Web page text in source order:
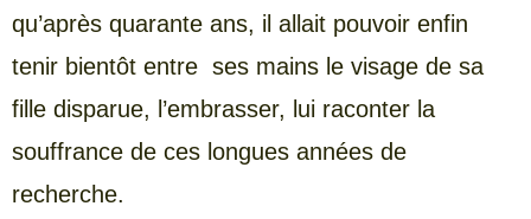
qu’après quarante ans, il allait pouvoir enfin
tenir bientôt entre ses mains le visage de sa
fille disparue, l’embrasser, lui raconter la
souffrance de ces longues années de
recherche.